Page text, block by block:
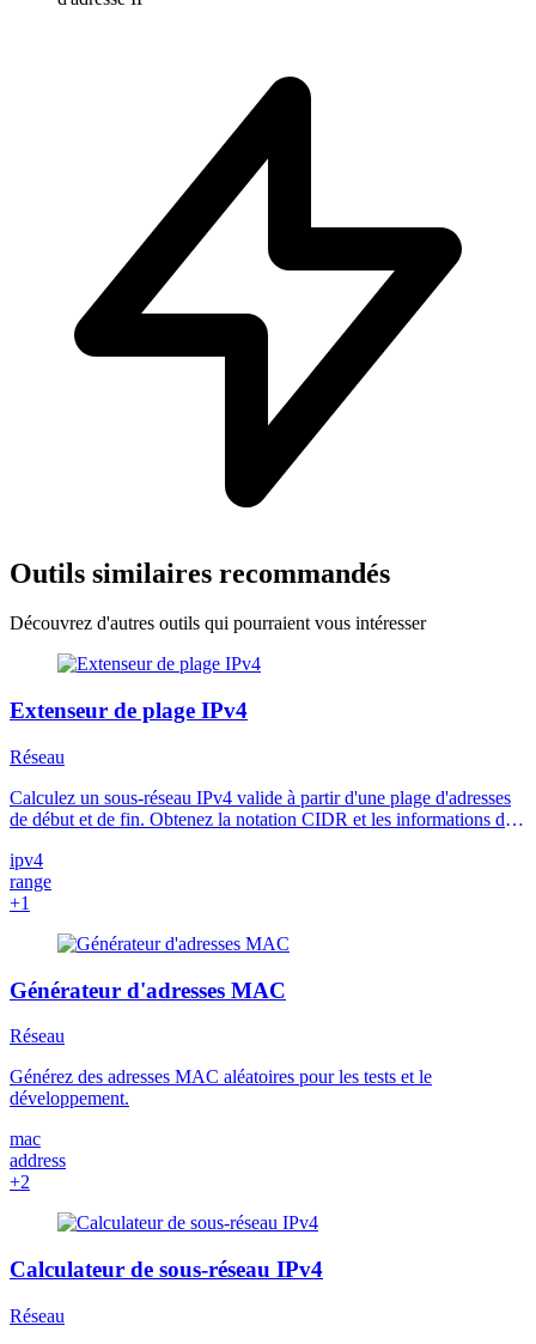
Outils similaires recommandés
Découvrez d'autres outils qui pourraient vous intéresser
Extenseur de plage IPv4
Réseau
Calculez un sous-réseau IPv4 valide à partir d'une plage d'adresses
de début et de fin. Obtenez la notation CIDR et les informations de
ipv4
range
+1
Générateur d'adresses MAC
Réseau
Générez des adresses MAC aléatoires pour les tests et le
développement.
mac
address
+2
Calculateur de sous-réseau IPv4
Réseau